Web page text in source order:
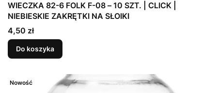
WIECZKA 82-6 FOLK F-08 – 10 SZT. | CLICK |
NIEBIESKIE ZAKRĘTKI NA SŁOIKI
Cena
4,50 zł
Do koszyka
Nowość